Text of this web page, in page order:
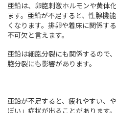
亜鉛は、卵胞刺激ホルモンや黄体
ます。亜鉛が不足すると、性腺機
くなります。排卵や着床に関係す
不可欠と言えます。
亜鉛は細胞分裂にも関係するので
胞分裂にも影響があります。
亜鉛が不足すると、疲れやすい、
ぽい」症状が出ることがあります。